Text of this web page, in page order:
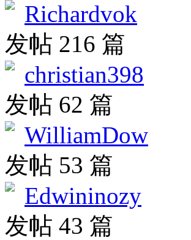
Richardvok
发帖 216 篇
christian398
发帖 62 篇
WilliamDow
发帖 53 篇
Edwininozy
发帖 43 篇